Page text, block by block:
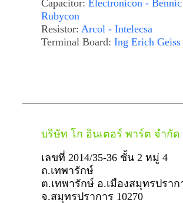
Capacitor: Electronicon -
Rubycon
Resistor: Arcol - Intelecsa
Terminal Board: Ing Erich
บริษัท โก อินเตอร์ พาร์ต จำกัด
เลขที่ 2014/35-36 ชั้น 2 หมู่ 4
ถ.เทพารักษ์
ต.เทพารักษ์ อ.เมืองสมุทรปราก
จ.สมุทรปราการ 10270